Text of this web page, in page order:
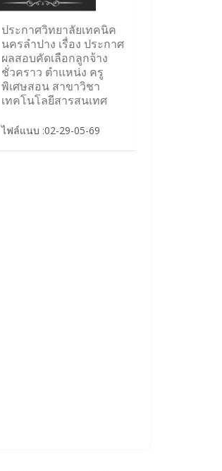
ประกาศวิทยาลัยเทคนิค
นครลำปาง เรื่อง ประกาศ
ผลสอบคัดเลือกลูกจ้าง
ชั่วคราว ตำแหน่ง ครู
พิเศษสอน สาขาวิชา
เทคโนโลยีสารสนเทศ
ไฟล์แนบ :02-29-05-69